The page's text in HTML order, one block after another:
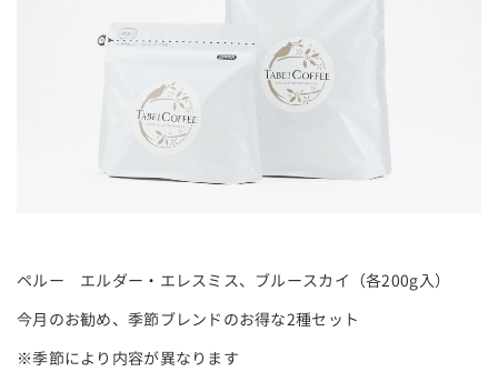
ペルー エルダー・エレスミス、ブルースカイ（各200g入）
今月のお勧め、季節ブレンドのお得な2種セット
※季節により内容が異なります